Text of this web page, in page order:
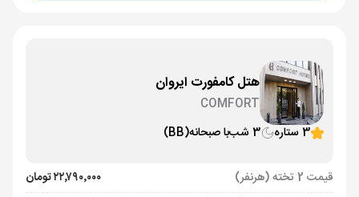
هتل کامفورت ایروان
COMFORT
3 ستاره
3 شب با صبحانه(BB)
قیمت 2 تخته (هرنفر)
۲۲٬۷۹۰٬۰۰۰ تومان